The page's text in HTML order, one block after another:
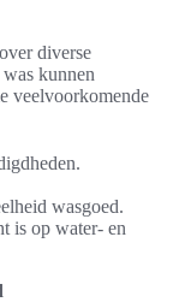
diverse
kunnen
veelvoorkomende
wasgoed.
is op water- en